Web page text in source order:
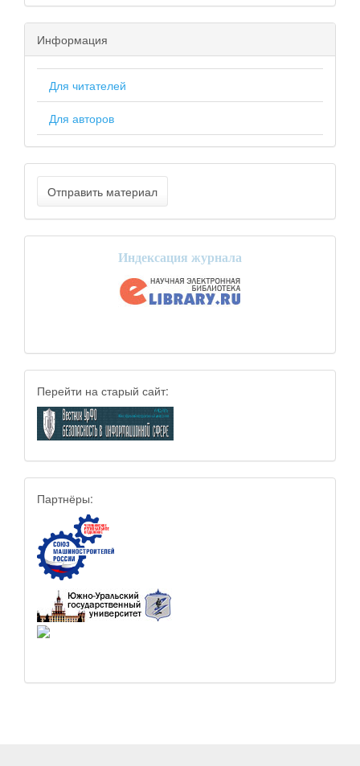
Информация
Для читателей
Для авторов
Отправить материал
Индексация журнала
Перейти на старый сайт:
Партнёры: